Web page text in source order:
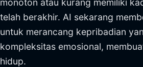
monoton atau kurang memiliki
telah berakhir. AI sekarang
untuk merancang kepribadian
kompleksitas emosional,
hidup.